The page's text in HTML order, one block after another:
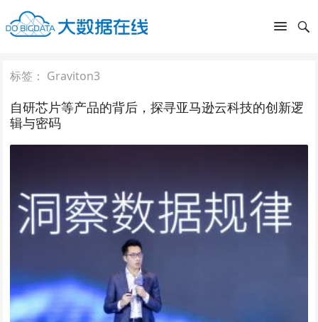
标签： Graviton3
自研芯片等产品的背后，探寻亚马逊云科技的创新逻
辑与密码